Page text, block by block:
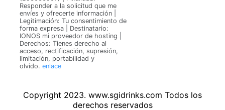
Responder a la solicitud que me
envíes y ofrecerte información |
Legitimación: Tu consentimiento de
forma expresa | Destinatario:
IONOS mi proveedor de hosting |
Derechos: Tienes derecho al
acceso, rectificación, supresión,
limitación, portabilidad y
olvido. enlace
Copyright 2023. www.sgidrinks.com Todos los
derechos reservados